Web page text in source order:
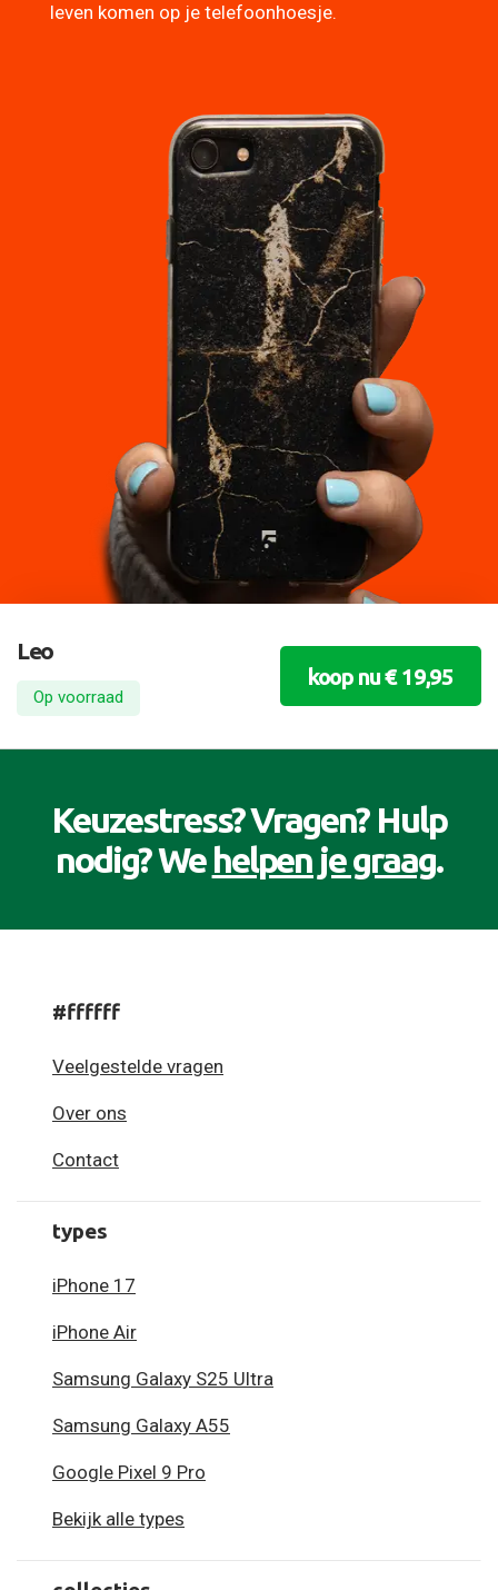
leven komen op je telefoonhoesje.
Leo
Op voorraad
koop nu € 19,95
Keuzestress? Vragen? Hulp
nodig? Wehelpen je graag.
#ffffff
Veelgestelde vragen
Over ons
Contact
types
iPhone 17
iPhone Air
Samsung Galaxy S25 Ultra
Samsung Galaxy A55
Google Pixel 9 Pro
Bekijk alle types